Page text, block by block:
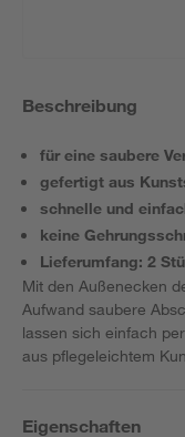
Beschreibung
für eine saubere
gefertigt aus
schnelle und
keine
Lieferumfang: 2
Mit den Außenecken
Aufwand saubere
lassen sich einfach
aus pflegeleichtem
Eigenschaften